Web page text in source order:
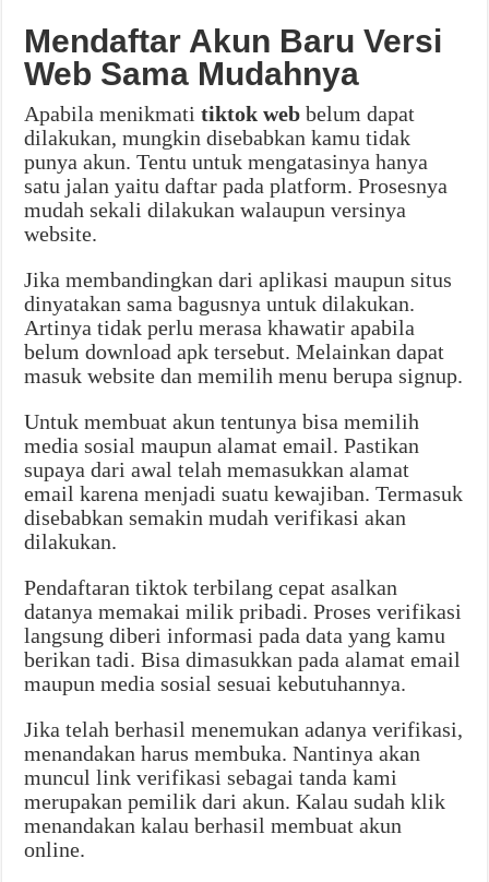
Mendaftar Akun Baru Versi
Web Sama Mudahnya
Apabila menikmatitiktok webbelum dapat
dilakukan, mungkin disebabkan kamu tidak
punya akun. Tentu untuk mengatasinya hanya
satu jalan yaitu daftar pada platform. Prosesnya
mudah sekali dilakukan walaupun versinya
website.
Jika membandingkan dari aplikasi maupun situs
dinyatakan sama bagusnya untuk dilakukan.
Artinya tidak perlu merasa khawatir apabila
belum download apk tersebut. Melainkan dapat
masuk website dan memilih menu berupa signup.
Untuk membuat akun tentunya bisa memilih
media sosial maupun alamat email. Pastikan
supaya dari awal telah memasukkan alamat
email karena menjadi suatu kewajiban. Termasuk
disebabkan semakin mudah verifikasi akan
dilakukan.
Pendaftaran tiktok terbilang cepat asalkan
datanya memakai milik pribadi. Proses verifikasi
langsung diberi informasi pada data yang kamu
berikan tadi. Bisa dimasukkan pada alamat email
maupun media sosial sesuai kebutuhannya.
Jika telah berhasil menemukan adanya verifikasi,
menandakan harus membuka. Nantinya akan
muncul link verifikasi sebagai tanda kami
merupakan pemilik dari akun. Kalau sudah klik
menandakan kalau berhasil membuat akun
online.